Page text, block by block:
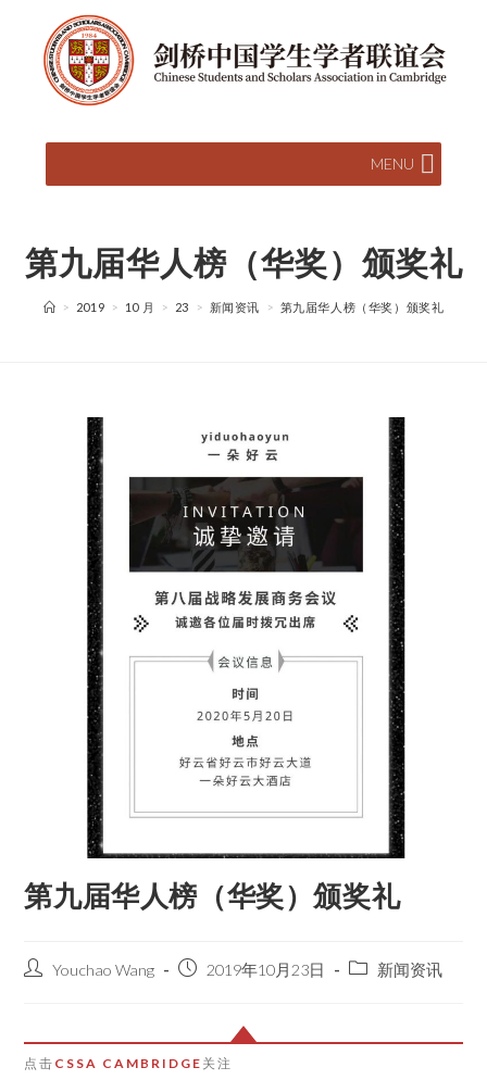
MENU
第九届华人榜（华奖）颁奖礼
> 2019 > 10 月 > 23 > 新闻资讯 > 第九届华人榜（华奖）颁奖礼
第九届华人榜（华奖）颁奖礼
Youchao Wang 2019年10月23日 新闻资讯
点击 CSSA CAMBRIDGE 关注